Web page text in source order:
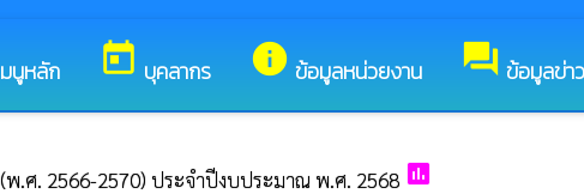
มนูหลัก today บุคลากร info ข้อมูลหน่วยงาน forum ข้อมูลข่า
ต้อนรับสู่เว็บไซต์ของ เทศบาลเมืองประโคนชัย
.ศ. 2566-2570) ประจำปีงบประมาณ พ.ศ. 2568 poll